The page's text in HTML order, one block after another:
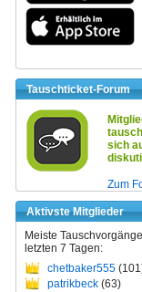
Tauschticket-Forum
sich
Zum
Aktivste Mitglieder
Meiste
letzten 7 Tagen:
chetbaker555
patrikbeck (63)